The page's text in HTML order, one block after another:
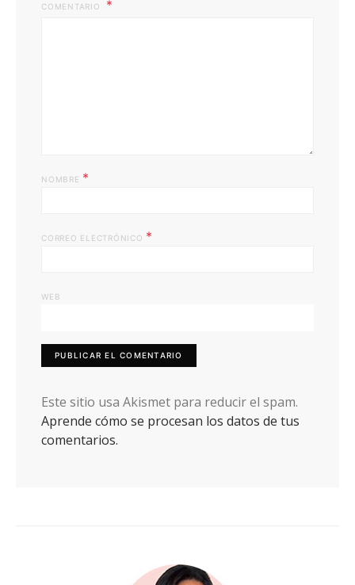
COMENTARIO
NOMBRE *
CORREO ELECTRÓNICO *
WEB
Este sitio usa Akismet para reducir el spam.
Aprende cómo se procesan los datos de tus
comentarios.